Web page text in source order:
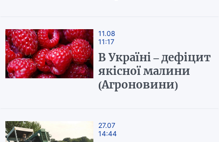
11.08
11:17
В Україні – дефіцит
якісної малини
(Агроновини)
27.07
14:44